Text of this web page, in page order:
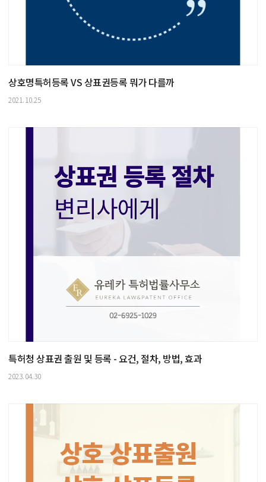
상호명특허등록 VS 상표권등록 뭐가 다를까
2021.10.25
특허청 상표권 출원 및 등록 - 요건, 절차, 방법, 효과
2023.04.30